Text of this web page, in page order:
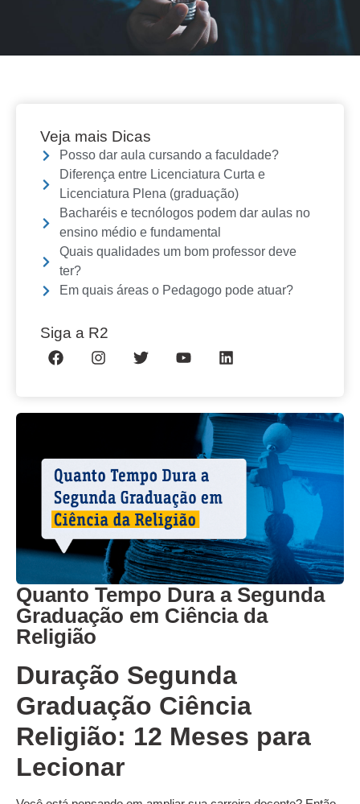
Veja mais Dicas
Posso dar aula cursando a faculdade?
Diferença entre Licenciatura Curta e
Licenciatura Plena (graduação)
Bacharéis e tecnólogos podem dar aulas no
ensino médio e fundamental
Quais qualidades um bom professor deve
ter?
Em quais áreas o Pedagogo pode atuar?
Siga a R2
Quanto Tempo Dura a Segunda
Graduação em Ciência da
Religião
Duração Segunda
Graduação Ciência
Religião: 12 Meses para
Lecionar